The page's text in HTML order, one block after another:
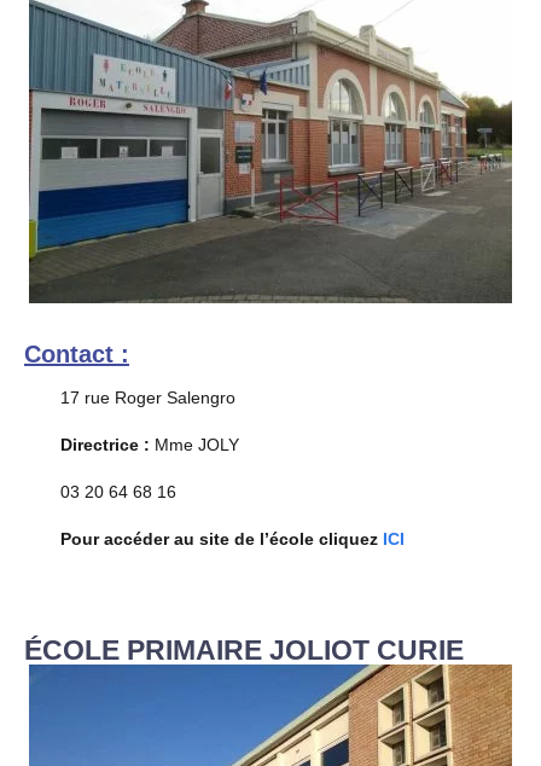
Contact :
17 rue Roger Salengro
Directrice : Mme JOLY
03 20 64 68 16
Pour accéder au site de l’école cliquez ICI
ÉCOLE PRIMAIRE JOLIOT CURIE